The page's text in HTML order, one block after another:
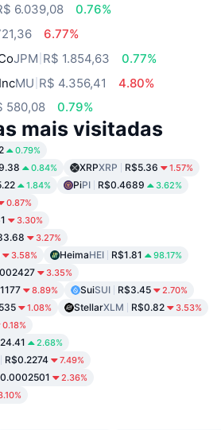
6.039,08
0.76%
6.77%
JPM R$ 1.854,63
0.77%
MU R$ 4.356,41
4.80%
580,08 0.79%
mais visitadas
0.79%
0.84% XRPXRP R$5.36 1.57%
1.84% PiPI R$0.4689 3.62%
0.87%
3.30%
3.27%
3.58% HeimaHEI R$1.81 98.17%
3.35%
8.89% SuiSUI R$3.45 2.70%
1.08% StellarXLM R$0.82 3.53%
0.18%
2.68%
R$0.2274 7.49%
2.36%